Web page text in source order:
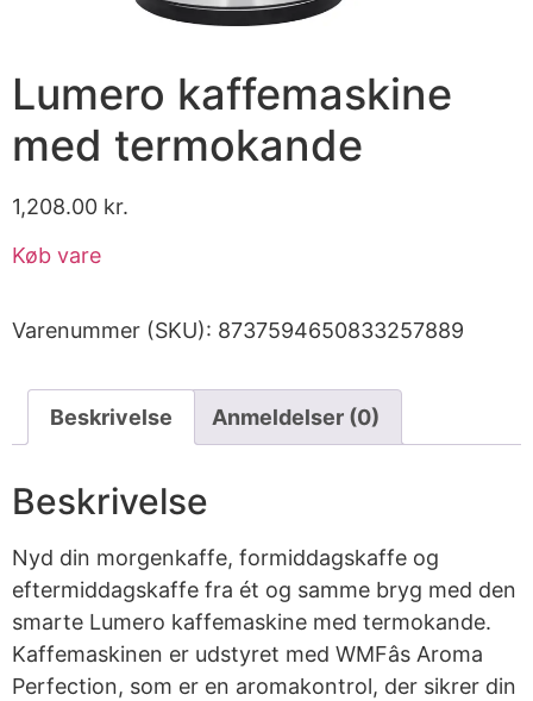
Lumero kaffemaskine
med termokande
1,208.00 kr.
Køb vare
Varenummer (SKU): 8737594650833257889
Beskrivelse Anmeldelser (0)
Beskrivelse
Nyd din morgenkaffe, formiddagskaffe og
eftermiddagskaffe fra ét og samme bryg med den
smarte Lumero kaffemaskine med termokande.
Kaffemaskinen er udstyret med WMFâs Aroma
Perfection, som er en aromakontrol, der sikrer din